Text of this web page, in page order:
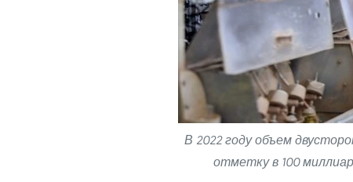
В 2022 году объем
отметку в 100